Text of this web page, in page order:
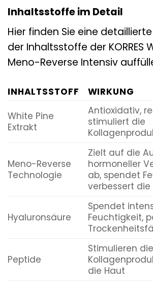
Inhaltsstoffe im Detail
Hier finden Sie eine
der Inhaltsstoffe der KORRES
Meno-Reverse Intensiv
INHALTSSTOFF
WIRKUNG
White Pine
Extrakt
Antioxidativ,
stimuliert die
Meno-Reverse
Technologie
Zielt auf die
hormoneller
ab, spendet
verbessert die
Hyaluronsäure
Spendet
Feuchtigkeit,
Peptide
Stimulieren die
die Haut